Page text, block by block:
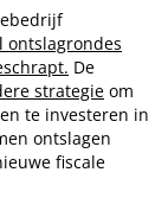
ontslagrondes
De
strategie om
te investeren in
ontslagen
fiscale